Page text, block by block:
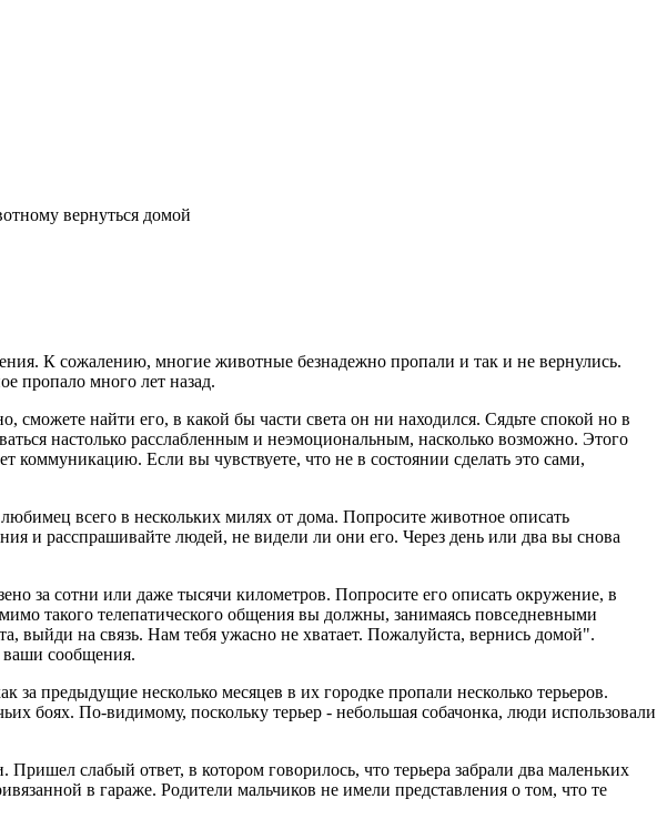
вернуться домой
К сожалению, многие животные безнадежно пропали и так и не вернулись.
пропало много лет назад.
найти его, в какой бы части света он ни находился. Сядьте спокой но в
настолько расслабленным и неэмоциональным, насколько возможно. Этого
коммуникацию. Если вы чувствуете, что не в состоянии сделать это сами,
всего в нескольких милях от дома. Попросите животное описать
и расспрашивайте людей, не видели ли они его. Через день или два вы снова
за сотни или даже тысячи километров. Попросите его описать окружение, в
такого телепатического общения вы должны, занимаясь повседневными
выйди на связь. Нам тебя ужасно не хватает. Пожалуйста, вернись домой".
ваши сообщения.
предыдущие несколько месяцев в их городке пропали несколько терьеров.
боях. По-видимому, поскольку терьер - небольшая собачонка, люди использовали
слабый ответ, в котором говорилось, что терьера забрали два маленьких
в гараже. Родители мальчиков не имели представления о том, что те